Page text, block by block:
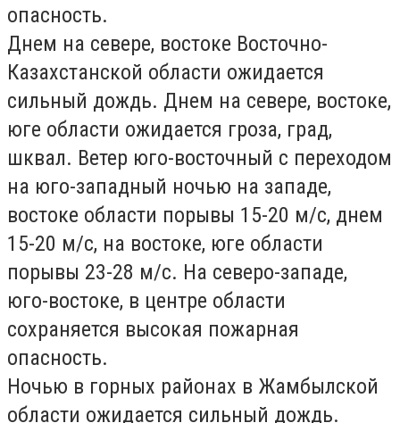
опасность.
Днем на севере, востоке Восточно-
Казахстанской области ожидается
сильный дождь. Днем на севере, востоке,
юге области ожидается гроза, град,
шквал. Ветер юго-восточный с переходом
на юго-западный ночью на западе,
востоке области порывы 15-20 м/с, днем
15-20 м/с, на востоке, юге области
порывы 23-28 м/с. На северо-западе,
юго-востоке, в центре области
сохраняется высокая пожарная
опасность.
Ночью в горных районах в Жамбылской
области ожидается сильный дождь.